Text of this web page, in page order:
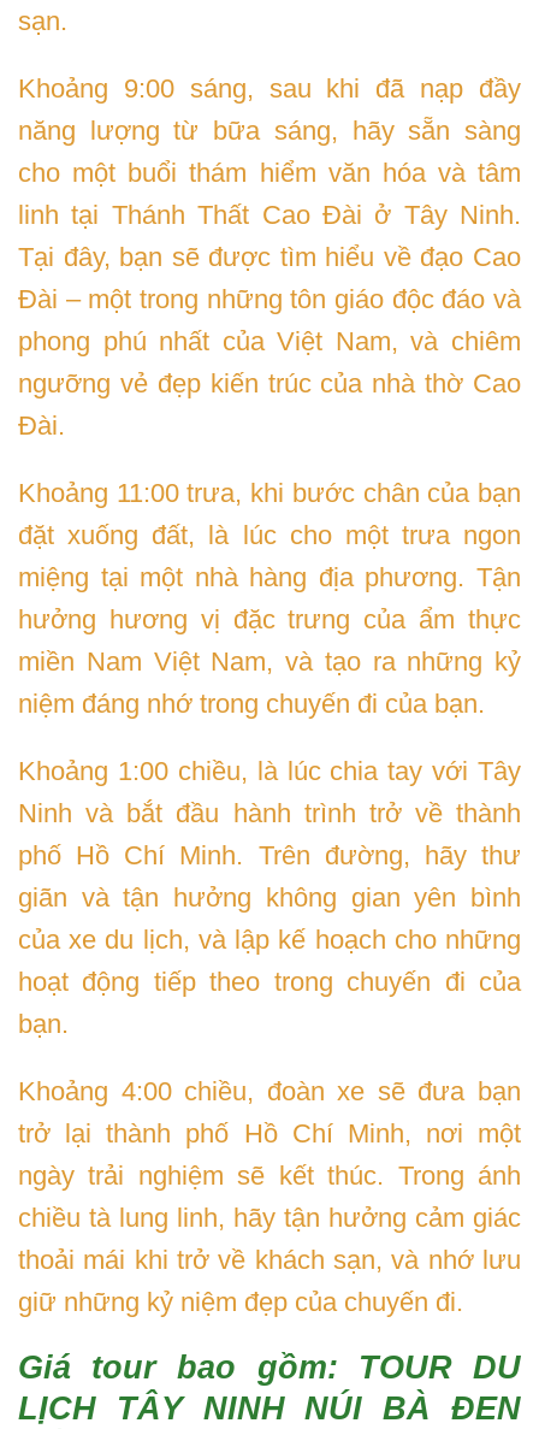
sạn.
Khoảng 9:00 sáng, sau khi đã nạp đầy
năng lượng từ bữa sáng, hãy sẵn sàng
cho một buổi thám hiểm văn hóa và tâm
linh tại Thánh Thất Cao Đài ở Tây Ninh.
Tại đây, bạn sẽ được tìm hiểu về đạo Cao
Đài – một trong những tôn giáo độc đáo và
phong phú nhất của Việt Nam, và chiêm
ngưỡng vẻ đẹp kiến trúc của nhà thờ Cao
Đài.
Khoảng 11:00 trưa, khi bước chân của bạn
đặt xuống đất, là lúc cho một trưa ngon
miệng tại một nhà hàng địa phương. Tận
hưởng hương vị đặc trưng của ẩm thực
miền Nam Việt Nam, và tạo ra những kỷ
niệm đáng nhớ trong chuyến đi của bạn.
Khoảng 1:00 chiều, là lúc chia tay với Tây
Ninh và bắt đầu hành trình trở về thành
phố Hồ Chí Minh. Trên đường, hãy thư
giãn và tận hưởng không gian yên bình
của xe du lịch, và lập kế hoạch cho những
hoạt động tiếp theo trong chuyến đi của
bạn.
Khoảng 4:00 chiều, đoàn xe sẽ đưa bạn
trở lại thành phố Hồ Chí Minh, nơi một
ngày trải nghiệm sẽ kết thúc. Trong ánh
chiều tà lung linh, hãy tận hưởng cảm giác
thoải mái khi trở về khách sạn, và nhớ lưu
giữ những kỷ niệm đẹp của chuyến đi.
Giá tour bao gồm: TOUR DU
LỊCH TÂY NINH NÚI BÀ ĐEN